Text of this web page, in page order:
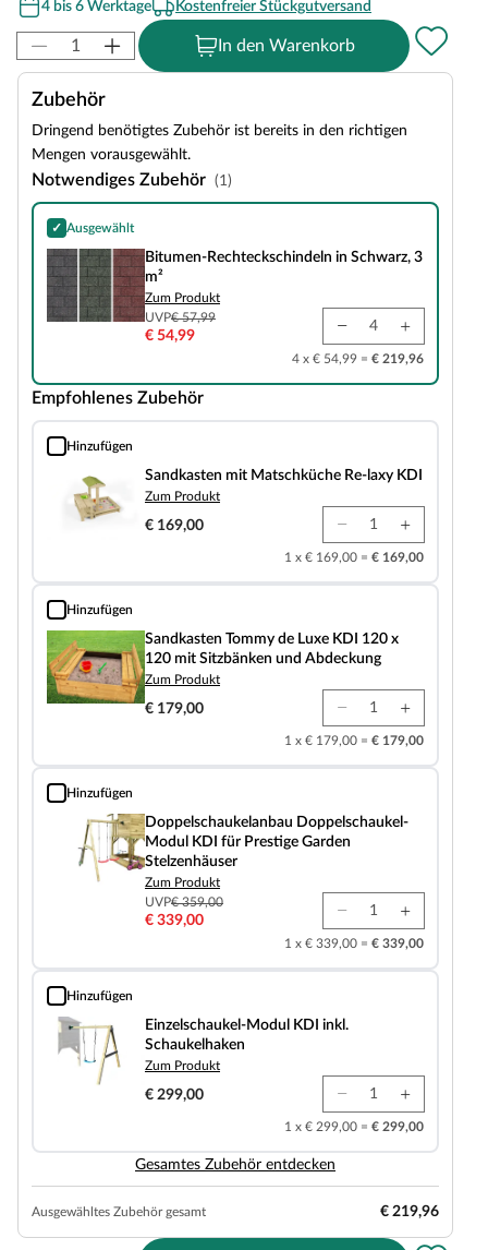
4 bis 6 Werktage
Kostenfreier Stückgutversand
In den Warenkorb
Zubehör
Dringend benötigtes Zubehör ist bereits in den richtigen
Mengen vorausgewählt.
Notwendiges Zubehör (1)
✓ Ausgewählt
Bitumen-Rechteckschindeln in Schwarz, 3 m²
Bitumen-Rechteckschindeln in Schwarz, 3
m²
Zum Produkt
UVP€ 57,99
€ 54,99
4 x € 54,99 = € 219,96
Empfohlenes Zubehör
Hinzufügen
Sandkasten mit Matschküche Re-laxy KDI
Sandkasten mit Matschküche Re-laxy KDI
Zum Produkt
€ 169,00
1 x € 169,00 = € 169,00
Hinzufügen
Sandkasten Tommy de Luxe KDI 120 x 120 mit Sitzbänken und Abdeckung
Sandkasten Tommy de Luxe KDI 120 x
120 mit Sitzbänken und Abdeckung
Zum Produkt
€ 179,00
1 x € 179,00 = € 179,00
Hinzufügen
Doppelschaukelanbau Doppelschaukel-Modul KDI für Prestige Garden
Doppelschaukelanbau Doppelschaukel-
Modul KDI für Prestige Garden
Stelzenhäuser
Zum Produkt
UVP€ 359,00
€ 339,00
1 x € 339,00 = € 339,00
Hinzufügen
Einzelschaukel-Modul KDI inkl. Schaukelhaken
Einzelschaukel-Modul KDI inkl.
Schaukelhaken
Zum Produkt
€ 299,00
1 x € 299,00 = € 299,00
Gesamtes Zubehör entdecken
Ausgewähltes Zubehör gesamt € 219,96